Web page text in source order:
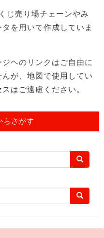
じ売り場チェーンやみ
を用いて作成していま
ヘのリンクはご自由に
が、地図で使用してい
はご遠慮ください。
らさがす